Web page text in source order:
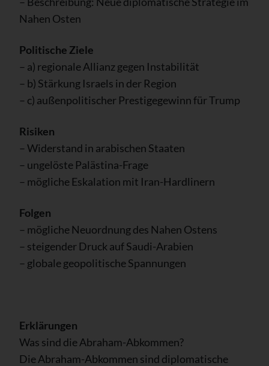
Nahen Osten
Politische Ziele
– a) regionale Allianz gegen Instabilität
– b) Stärkung Israels in der Region
– c) außenpolitischer Prestigegewinn für Trump
Risiken
– Widerstand in arabischen Staaten
– ungelöste Palästina-Frage
– mögliche Eskalation mit Iran-Hardlinern
Folgen
– mögliche Neuordnung des Nahen Ostens
– steigender Druck auf Saudi-Arabien
– globale geopolitische Spannungen
Erklärungen
Was sind die Abraham-Abkommen?
Die Abraham-Abkommen sind diplomatische